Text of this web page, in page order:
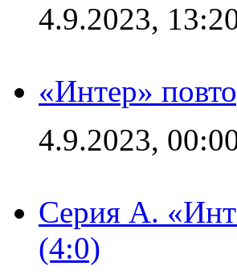
4.9.2023,
«Интер»
4.9.2023,
Серия А.
(4:0)